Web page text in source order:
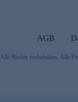
AGB
Alle Rechte vorbehalten. Alle